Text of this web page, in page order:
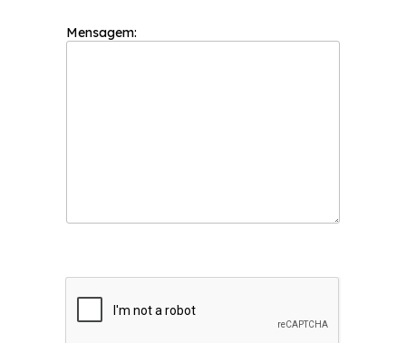
Mensagem: